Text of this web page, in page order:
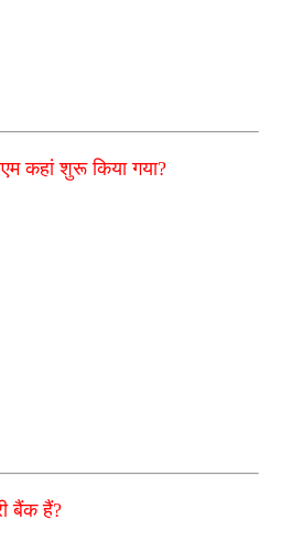
कहां शुरू किया गया?
बैंक हैं?